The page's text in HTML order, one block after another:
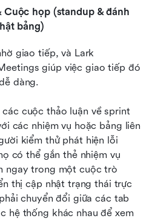
Cuộc họp (standup & đánh
bảng)
giao tiếp, và Lark
giúp việc giao tiếp đó
dàng.
các cuộc thảo luận về sprint
các nhiệm vụ hoặc bảng liên
kiểm thử phát hiện lỗi
có thể gắn thẻ nhiệm vụ
ngay trong một cuộc trò
thị cập nhật trạng thái trực
chuyển đổi giữa các tab
hệ thống khác nhau để xem